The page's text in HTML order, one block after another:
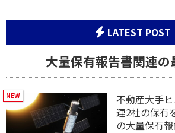
LATEST POST
大量保有報告書関連の
不動産大手
連2社の保
の大量保有